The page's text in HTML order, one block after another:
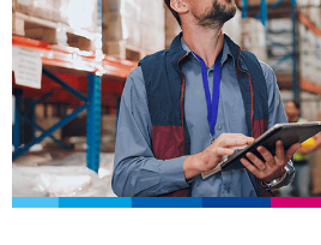
Financial Solutions
HR
Trust Services
TeamSystem Corporate